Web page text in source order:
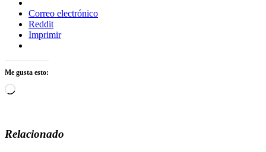
Correo electrónico
Reddit
Imprimir
Me gusta esto:
Cargando...
Relacionado